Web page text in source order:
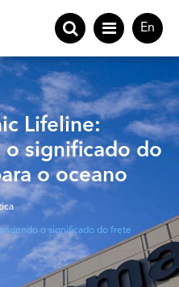
En
Lifeline:
significado do
o oceano
o significado do frete